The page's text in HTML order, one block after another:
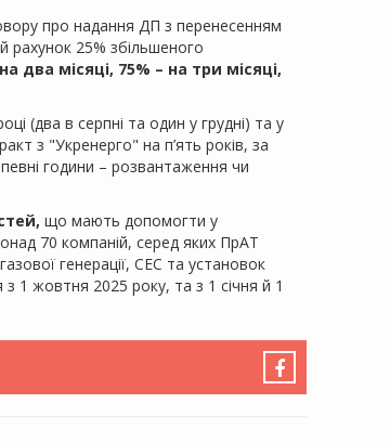
про надання ДП з перенесенням
рахунок 25% збільшеного
два місяці, 75% – на три місяці,
(два в серпні та один у грудні) та у
з "Укренерго" на п’ять років, за
години – розвантаження чи
що мають допомогти у
70 компаній, серед яких ПрАТ
генерації, СЕС та установок
1 жовтня 2025 року, та з 1 січня й 1